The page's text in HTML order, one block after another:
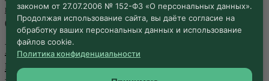
05.03.2026 ·Блог
RosBuild 2026: Создаем эстетику
городов будущего вместе с «Садами
законом от 27.07.2006 № 152-ФЗ «О персональных данных».
Продолжая использование сайта, вы даёте согласие на
обработку ваших персональных данных и использование
файлов cookie.
Политика конфиденциальности